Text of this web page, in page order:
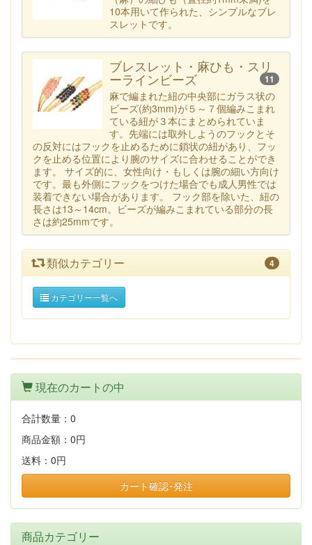
10本用いて作られた、シンプルなブレ
スレットです。
ブレスレット・麻ひも・スリ
ーラインビーズ 11
麻で編まれた紐の中央部にガラス状の
ビーズ(約3mm)が５～７個編みこまれ
ている紐が３本にまとめられていま
す。先端には取外しようのフックとそ
の反対にはフックを止めるために鎖状の紐があり、フッ
クを止める位置により腕のサイズに合わせることができ
ます。 サイズ的に、女性向け・もしくは腕の細い方向け
です。最も外側にフックをつけた場合でも成人男性では
装着できない場合があります。 フック部を除いた、紐の
長さは13～14cm。ビーズが編みこまれている部分の長
さは約25mmです。
類似カテゴリー 4
カテゴリー一覧へ
現在のカートの中
合計数量： 0
商品金額： 0円
送料： 0円
カート確認･発注
商品カテゴリー